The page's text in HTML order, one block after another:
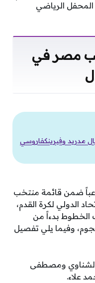
الرياضي
مصر في
مدريد وفيرينكفاروسي
الجهاز الفني على ضم 26 لاعباً ضمن قائمة منتخب
الدولي لكرة القدم،
الخطوط بدءاً من
وفيما يلي تفصيل
ومصطفى
علاء.